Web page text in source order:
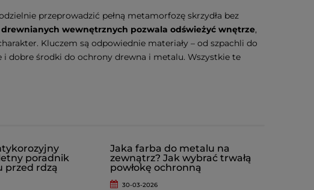
przeprowadzić pełną metamorfozę skrzydła bez
wewnętrznych pozwala odświeżyć wnętrze,
Kluczem są odpowiednie materiały – od szpachli do
dobre środki do ochrony drewna i metalu. Wszystkie te
poradnik
przed rdzą
Jaka farba do metalu na
zewnątrz? Jak wybrać trwałą
powłokę ochronną
30-03-2026